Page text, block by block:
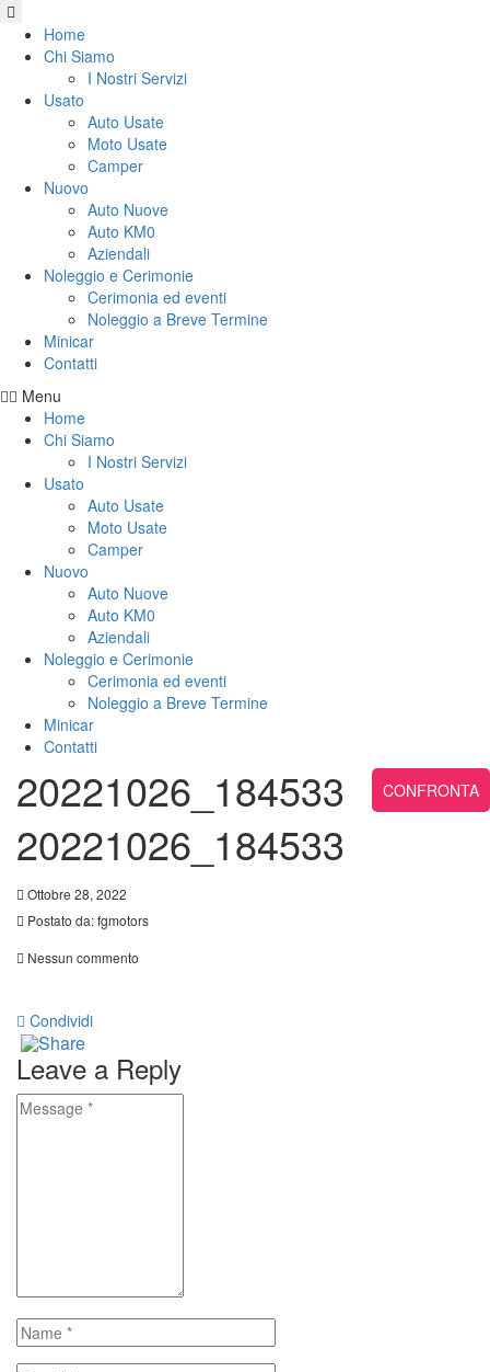
Home
Chi Siamo
I Nostri Servizi
Usato
Auto Usate
Moto Usate
Camper
Nuovo
Auto Nuove
Auto KM0
Aziendali
Noleggio e Cerimonie
Cerimonia ed eventi
Noleggio a Breve Termine
Minicar
Contatti
Menu
Home
Chi Siamo
I Nostri Servizi
Usato
Auto Usate
Moto Usate
Camper
Nuovo
Auto Nuove
Auto KM0
Aziendali
Noleggio e Cerimonie
Cerimonia ed eventi
Noleggio a Breve Termine
Minicar
Contatti
CONFRONTA
20221026_184533
20221026_184533
Ottobre 28, 2022
Postato da:fgmotors
Nessun commento
Condividi
Leave a Reply